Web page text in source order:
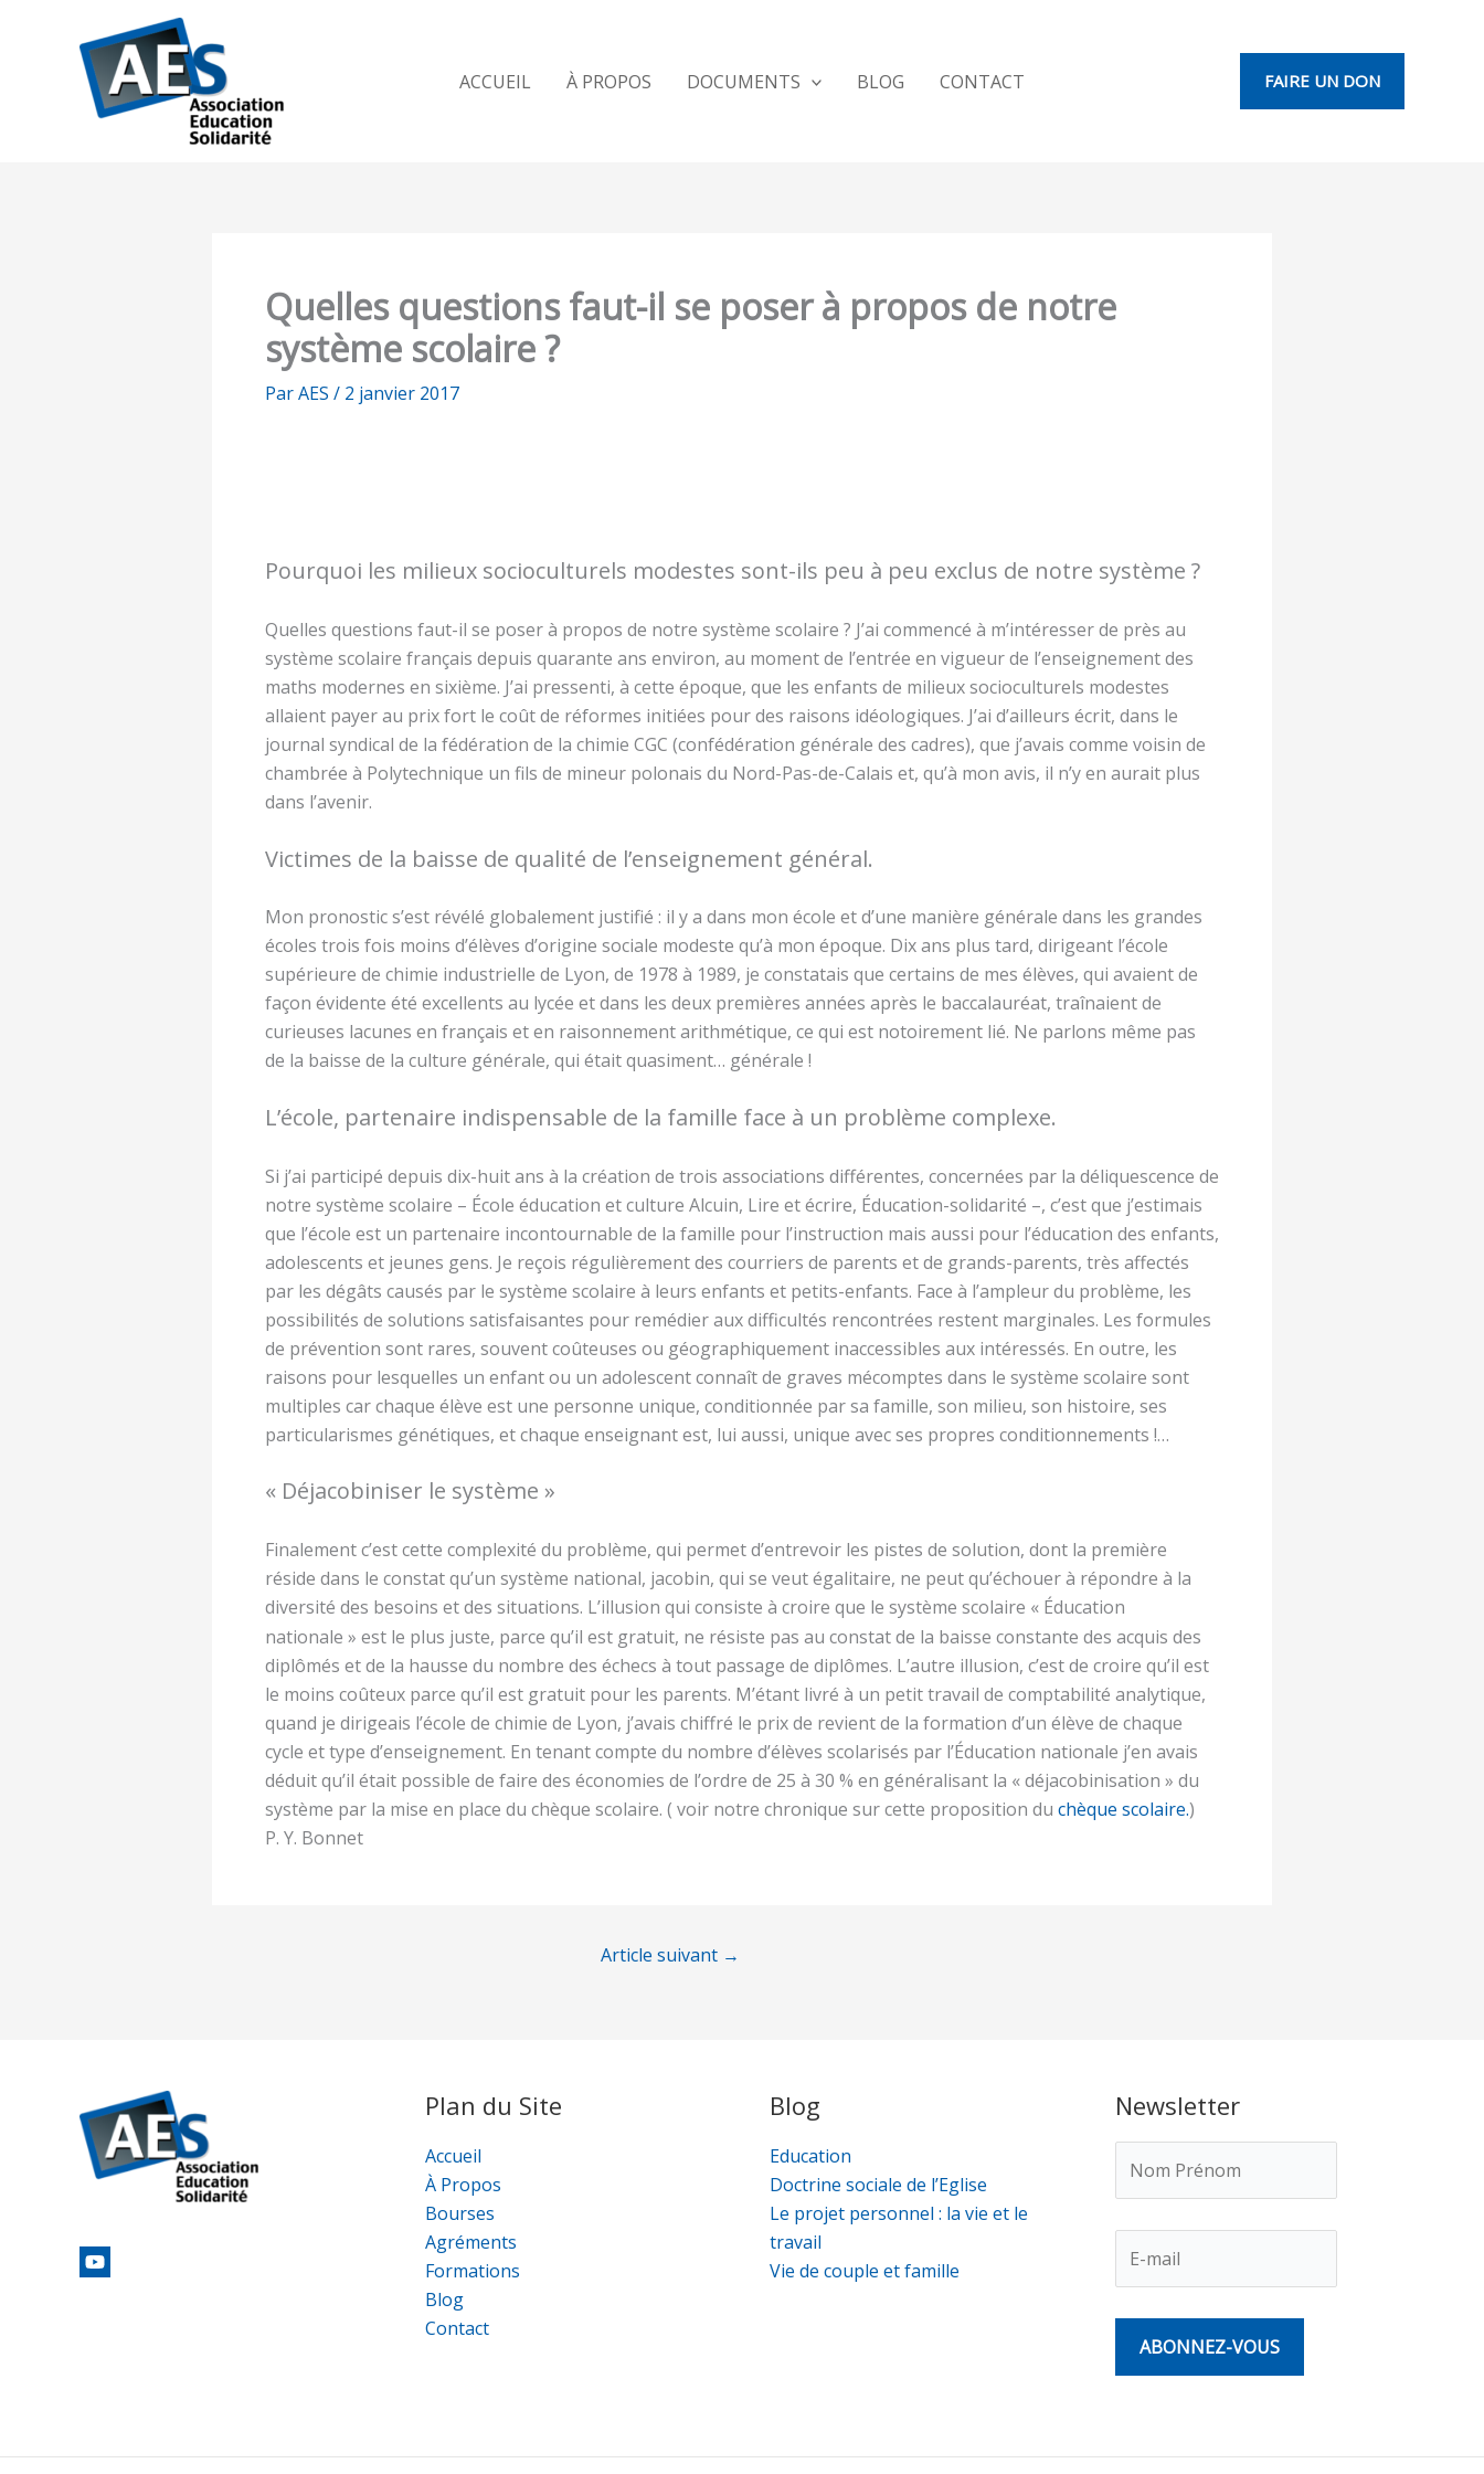
ACCUEIL À PROPOS DOCUMENTS BLOG CONTACT FAIRE UN DON
Quelles questions faut-il se poser à propos de notre
système scolaire ?
ParAES / 2 janvier 2017
Pourquoi les milieux socioculturels modestes sont-ils peu à peu exclus de notre système ?
Quelles questions faut-il se poser à propos de notre système scolaire ? J’ai commencé à m’intéresser de près au
système scolaire français depuis quarante ans environ, au moment de l’entrée en vigueur de l’enseignement des
maths modernes en sixième. J’ai pressenti, à cette époque, que les enfants de milieux socioculturels modestes
allaient payer au prix fort le coût de réformes initiées pour des raisons idéologiques. J’ai d’ailleurs écrit, dans le
journal syndical de la fédération de la chimie CGC (confédération générale des cadres), que j’avais comme voisin de
chambrée à Polytechnique un fils de mineur polonais du Nord-Pas-de-­Calais et, qu’à mon avis, il n’y en aurait plus
dans l’avenir.
Victimes de la baisse de qualité de l’enseignement général.
Mon pronostic s’est révélé globalement justifié : il y a dans mon école et d’une manière générale dans les grandes
écoles trois fois moins d’élèves d’origine sociale modeste qu’à mon époque. Dix ans plus tard, dirigeant l’école
supérieure de chimie industrielle de Lyon, de 1978 à 1989, je constatais que certains de mes élèves, qui avaient de
façon évidente été excellents au lycée et dans les deux premières années après le baccalauréat, traînaient de
curieuses lacunes en français et en raisonnement arithmétique, ce qui est notoirement lié. Ne parlons même pas
de la baisse de la culture générale, qui était quasiment… générale !
L’école, partenaire indispensable de la famille face à un problème complexe.
Si j’ai participé depuis dix-huit ans à la création de trois associations différentes, concernées par la déliquescence de
notre système scolaire – École éducation et culture Alcuin, Lire et écrire, Éducation-solidarité –, c’est que j’estimais
que l’école est un partenaire incontournable de la famille pour l’instruction mais aussi pour l’éducation des enfants,
adolescents et jeunes gens. Je reçois régulièrement des courriers de parents et de grands-parents, très affectés
par les dégâts causés par le système scolaire à leurs enfants et petits-enfants. Face à l’ampleur du problème, les
possibilités de solutions satisfaisantes pour remédier aux difficultés rencontrées restent marginales. Les formules
de prévention sont rares, souvent coûteuses ou géographiquement inaccessibles aux intéressés. En outre, les
raisons pour lesquelles un enfant ou un adolescent connaît de graves mécomptes dans le système scolaire sont
multiples car chaque élève est une personne unique, conditionnée par sa famille, son milieu, son histoire, ses
particularismes génétiques, et chaque enseignant est, lui aussi, unique avec ses propres conditionnements !…
« Déjacobiniser le système »
Finalement c’est cette complexité du problème, qui permet d’entrevoir les pistes de solution, dont la première
réside dans le constat qu’un système national, jacobin, qui se veut égalitaire, ne peut qu’échouer à répondre à la
diversité des besoins et des situations. L’il­lusion qui consiste à croire que le système scolaire « Éducation
nationale » est le plus juste, parce qu’il est gratuit, ne résiste pas au constat de la baisse cons­tante des acquis des
diplômés et de la hausse du nombre des échecs à tout passage de diplômes. L’autre illusion, c’est de croire qu’il est
le moins coûteux parce qu’il est gratuit pour les parents. M’étant livré à un petit travail de comptabilité analytique,
quand je dirigeais l’école de chimie de Lyon, j’avais chiffré le prix de revient de la formation d’un élève de chaque
cycle et type d’enseignement. En tenant compte du nombre d’élèves scolarisés par l’Éducation nationale j’en avais
déduit qu’il était possible de faire des économies de l’ordre de 25 à 30 % en généralisant la « déjacobinisation » du
système par la mise en place du chèque scolaire. ( voir notre chronique sur cette proposition du chèque scolaire.)
P. Y. Bonnet
Article suivant →
Plan du Site
Accueil
À Propos
Bourses
Agréments
Formations
Blog
Contact
Blog
Education
Doctrine sociale de l’Eglise
Le projet personnel : la vie et le
travail
Vie de couple et famille
Newsletter